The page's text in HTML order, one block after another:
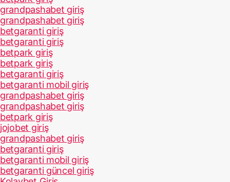
grandpashabet giriş
grandpashabet giriş
betgaranti giriş
betgaranti giriş
betpark giriş
betpark giriş
betgaranti giriş
betgaranti mobil giriş
grandpashabet giriş
grandpashabet giriş
betpark giriş
jojobet giriş
grandpashabet giriş
betgaranti giriş
betgaranti mobil giriş
betgaranti güncel giriş